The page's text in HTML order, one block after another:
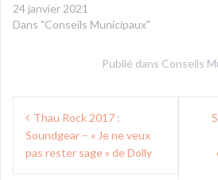
24 janvier 2021
Dans "Conseils Municipaux"
Publié dans Conseils
Navigation
de
l’article
Thau Rock 2017 :
Soundgear – « Je ne veux
pas rester sage » de Dolly